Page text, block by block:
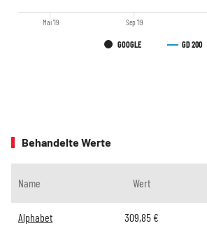
GOOGLE GD 200
Mai '19 Sep '19
Behandelte Werte
Name Wert
Alphabet 309,85 €